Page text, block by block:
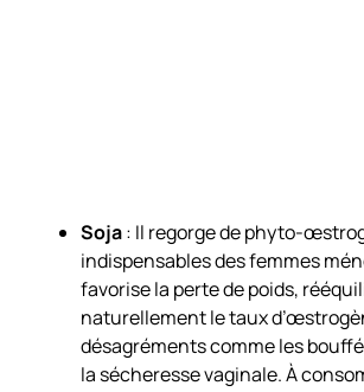
Soja: Il regorge de phyto-
indispensables des femmes
favorise la perte de poids,
naturellement le taux
désagréments comme les
la sécheresse vaginale. À